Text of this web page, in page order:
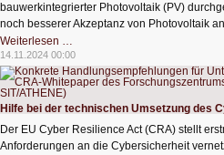
bauwerkintegrierter Photovoltaik (PV)
noch besserer Akzeptanz von Photovoltaik
Weiterlesen …
Akzeptanz
von
PV
durch
Anpassung
14.11.2024 00:00
Hilfe bei der technischen Umsetzung des
Der EU Cyber Resilience Act (CRA) stellt
Anforderungen an die Cybersicherheit